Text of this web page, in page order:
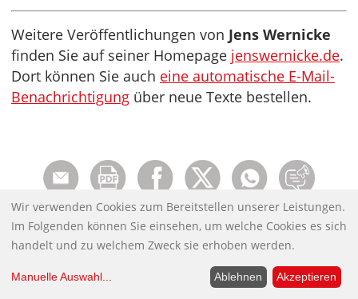
Weitere Veröffentlichungen von Jens Wernicke
finden Sie auf seiner Homepage jenswernicke.de.
Dort können Sie auch eine automatische E-Mail-
Benachrichtigung über neue Texte bestellen.
Rubriken:
Wir verwenden Cookies zum Bereitstellen unserer Leistungen.
Im Folgenden können Sie einsehen, um welche Cookies es sich
handelt und zu welchem Zweck sie erhoben werden.
Manuelle Auswahl... Ablehnen Akzeptieren